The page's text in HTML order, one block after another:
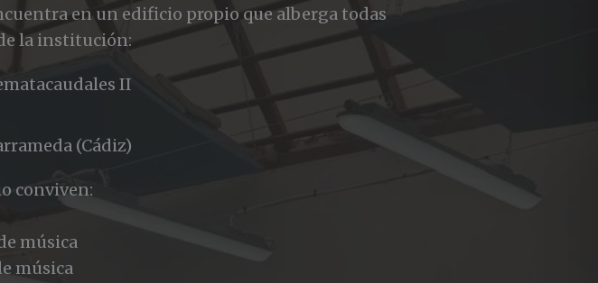
en un edificio propio que alberga todas
la institución:
II
(Cádiz)
conviven:
música
música